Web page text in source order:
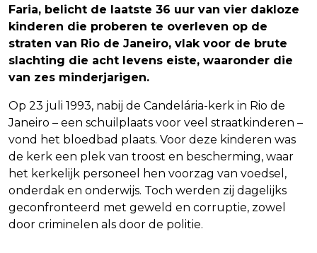
Faria, belicht de laatste 36 uur van vier dakloze
kinderen die proberen te overleven op de
straten van Rio de Janeiro, vlak voor de brute
slachting die acht levens eiste, waaronder die
van zes minderjarigen.
Op 23 juli 1993, nabij de Candelária-kerk in Rio de
Janeiro – een schuilplaats voor veel straatkinderen –
vond het bloedbad plaats. Voor deze kinderen was
de kerk een plek van troost en bescherming, waar
het kerkelijk personeel hen voorzag van voedsel,
onderdak en onderwijs. Toch werden zij dagelijks
geconfronteerd met geweld en corruptie, zowel
door criminelen als door de politie.